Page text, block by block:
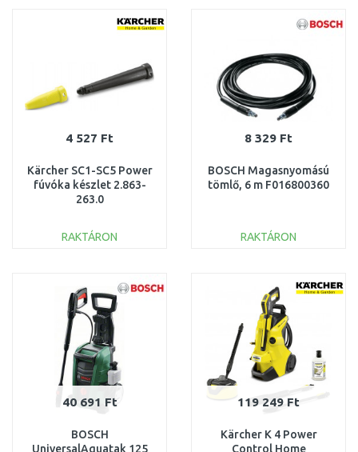
Összehasonlítás Összehasonlítás
4 527 Ft
Kärcher SC1-SC5 Power
fúvóka készlet 2.863-
263.0
RAKTÁRON
Összehasonlítás
8 329 Ft
BOSCH Magasnyomású
tömlő, 6 m F016800360
RAKTÁRON
Összehasonlítás
40 691 Ft
BOSCH
UniversalAquatak 125
119 249 Ft
Kärcher K 4 Power
Control Home